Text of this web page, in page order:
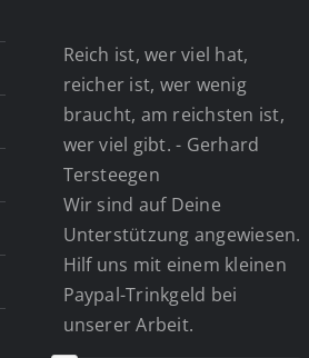
Reich ist, wer viel hat,
reicher ist, wer wenig
braucht, am reichsten ist,
wer viel gibt. - Gerhard
Tersteegen
Wir sind auf Deine
Unterstützung angewiesen.
Hilf uns mit einem kleinen
Paypal-Trinkgeld bei
unserer Arbeit.